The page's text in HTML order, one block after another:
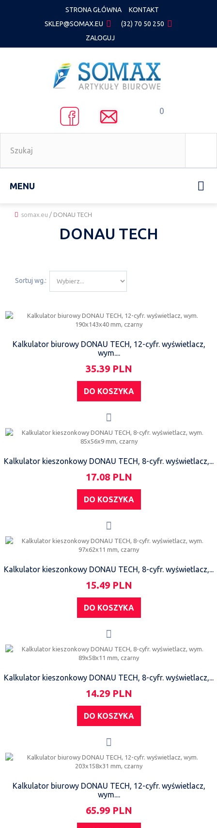
STRONA GŁÓWNA
KONTAKT
SKLEP@SOMAX.EU
(32) 70 50 250
ZALOGUJ
0
MENU
somax.eu / DONAU TECH
DONAU TECH
Sortuj wg.:
Kalkulator biurowy DONAU TECH, 12-cyfr. wyświetlacz,
wym....
35.39 PLN
DO KOSZYKA
Kalkulator kieszonkowy DONAU TECH, 8-cyfr. wyświetlacz,...
17.08 PLN
DO KOSZYKA
Kalkulator kieszonkowy DONAU TECH, 8-cyfr. wyświetlacz,...
15.49 PLN
DO KOSZYKA
Kalkulator kieszonkowy DONAU TECH, 8-cyfr. wyświetlacz,...
14.29 PLN
DO KOSZYKA
Kalkulator biurowy DONAU TECH, 12-cyfr. wyświetlacz,
wym....
65.99 PLN